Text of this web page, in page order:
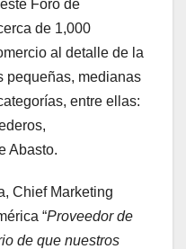
Foro de
de 1,000
al detalle de la
pequeñas, medianas
entre ellas:
Abasto.
Chief Marketing
“Proveedor de
de que nuestros